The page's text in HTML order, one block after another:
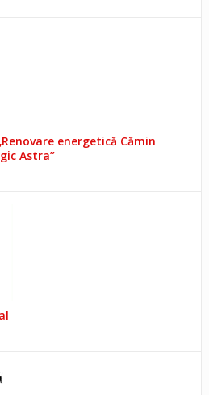
energetică Cămin
Astra”